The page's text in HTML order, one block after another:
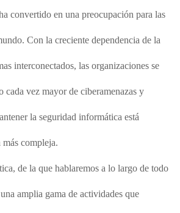
convertido en una preocupación para las
Con la creciente dependenciade la
interconectados, las organizaciones se
cada vez mayor de ciberamenazas y
la seguridad informática está
compleja.
de la que hablaremos a lo largo de todo
amplia gama de actividades que